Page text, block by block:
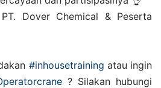
Dover Chemical & Peserta
#inhousetraining atau ingin
? Silakan hubungi